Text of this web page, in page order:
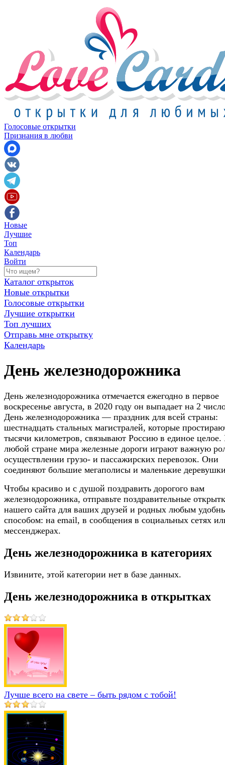
Голосовые открытки
Признания в любви
Новые
Лучшие
Топ
Календарь
Войти
Каталог открыток
Новые открытки
Голосовые открытки
Лучшие открытки
Топ лучших
Отправь мне открытку
Календарь
День железнодорожника
День железнодорожника отмечается ежегодно в первое
воскресенье августа, в 2020 году он выпадает на 2
День железнодорожника — праздник для всей страны:
шестнадцать стальных магистралей, которые
тысячи километров, связывают Россию в единое целое.
любой стране мира железные дороги играют важную
осуществлении грузо- и пассажирских перевозок. Они
соединяют большие мегаполисы и маленькие
Чтобы красиво и с душой поздравить дорогого вам
железнодорожника, отправьте поздравительные
нашего сайта для ваших друзей и родных любым
способом: на email, в сообщения в социальных сетях
мессенджерах.
День железнодорожника в категориях
Извините, этой категории нет в базе данных.
День железнодорожника в открытках
Лучше всего на свете – быть рядом с тобой!